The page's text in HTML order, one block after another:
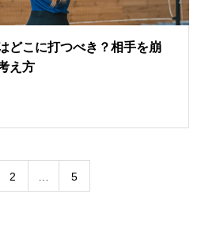
どこに打つべき？相手を崩
え方
2 5